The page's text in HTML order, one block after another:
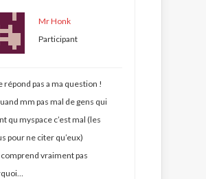
Mr Honk
Participant
répond pas a ma question !
mm pas mal de gens qui
qu myspace c’est mal (les
pour ne citer qu’eux)
comprend vraiment pas